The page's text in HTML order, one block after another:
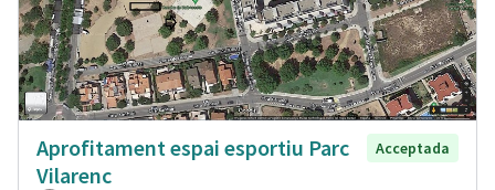
Aprofitament espai esportiu Parc
Vilarenc
Acceptada